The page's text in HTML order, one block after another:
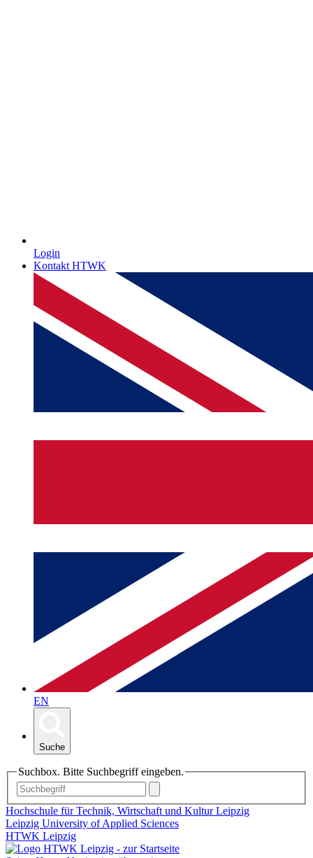
Login
Kontakt HTWK
EN
Suche
Suchbox. Bitte Suchbegriff eingeben.
Hochschule für Technik, Wirtschaft und Kultur Leipzig
Leipzig University of Applied Sciences
HTWK Leipzig